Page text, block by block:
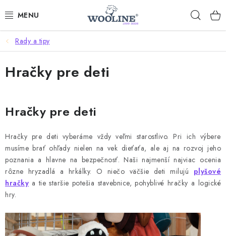
na
AKCIE
OBLEČENIE Z VLNY
SAUNA A ZDRAVIE
ZÁHRADA
Kontakty
Odmeny pre našich zákazníkov Moja objednávka
Rady a tipy
Hračky pre deti
Hračky pre deti
Hračky pre deti vyberáme vždy veľmi starostlivo. Pri ich výbere
musíme brať ohľady nielen na vek dieťaťa, ale aj na rozvoj jeho
poznania a hlavne na bezpečnosť. Naši najmenší najviac ocenia
rôzne hryzadlá a hrkálky. O niečo väčšie deti milujú plyšové
hračky a tie staršie potešia stavebnice, pohyblivé hračky a logické
hry.